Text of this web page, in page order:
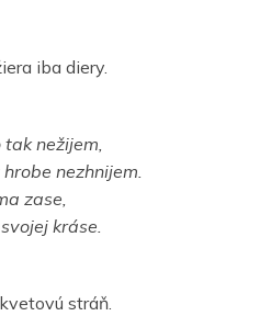
iba diery.
nežijem,
nezhnijem.
zase,
kráse.
stráň.